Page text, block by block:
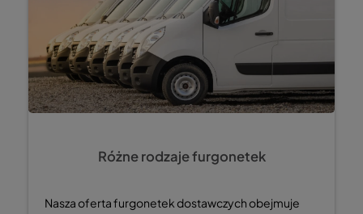
Różne rodzaje furgonetek
Nasza oferta furgonetek dostawczych obejmuje